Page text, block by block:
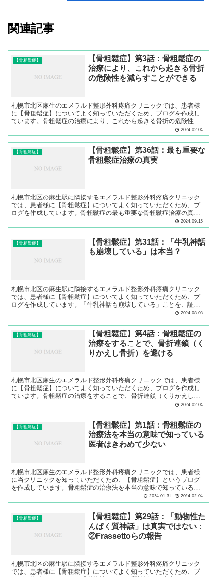
関連記事
【骨粗鬆症】
【骨粗鬆症】第3話：骨粗鬆症の
治療により、これから起きる骨折
の危険性を減らすことができる
札幌市北区麻生のエメラルド整形外科疼痛クリニックでは、患者様
に【骨粗鬆症】についてよく知っていただくため、ブログを作成し
ています。骨粗鬆症の治療により、これから起きる骨折の危険性を
2024.02.04
【骨粗鬆症】
【骨粗鬆症】第36話：最も重要な
骨粗鬆症治療の真実
札幌市北区の麻生駅に隣接するエメラルド整形外科疼痛クリニック
では、患者様に【骨粗鬆症】についてよく知っていただくため、ブ
ログを作成しています。骨粗鬆症の最も重要な骨粗鬆症治療の真実
2024.09.15
【骨粗鬆症】
【骨粗鬆症】第31話：「牛乳神話
も崩壊している」は本当？
札幌市北区の麻生駅に隣接するエメラルド整形外科疼痛クリニック
では、患者様に【骨粗鬆症】についてよく知っていただくため、ブ
ログを作成しています。「牛乳神話も崩壊している」ことを、証明
2024.08.08
【骨粗鬆症】
【骨粗鬆症】第4話：骨粗鬆症の
治療をすることで、骨折連鎖（く
りかえし骨折）を避ける
札幌市北区麻生のエメラルド整形外科疼痛クリニックでは、患者様
に【骨粗鬆症】についてよく知っていただくため、ブログを作成し
ています。骨粗鬆症の治療をすることで、骨折連鎖（くりかえし骨
2024.02.04
【骨粗鬆症】
【骨粗鬆症】第1話：骨粗鬆症の
治療法を本当の意味で知っている
医者はきわめて少ない
札幌市北区麻生のエメラルド整形外科疼痛クリニックでは、患者様
に当クリニックを知っていただくため、【骨粗鬆症】というブログ
を作成しています。骨粗鬆症の治療法を本当の意味で知っている医
者はきわめて少ないことについてご説明します。2024.01.31 2024.02.04
【骨粗鬆症】
【骨粗鬆症】第29話：「動物性た
んぱく質神話」は真実ではない：
②Frassettoらの報告
札幌市北区の麻生駅に隣接するエメラルド整形外科疼痛クリニック
では、患者様に【骨粗鬆症】についてよく知っていただくため、ブ